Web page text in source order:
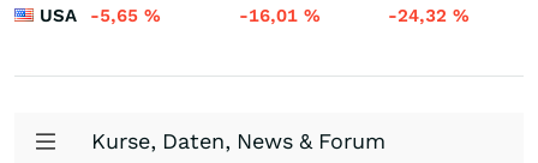
USA -5,65 % -16,01 % -24,32 %
Kurse, Daten, News & Forum